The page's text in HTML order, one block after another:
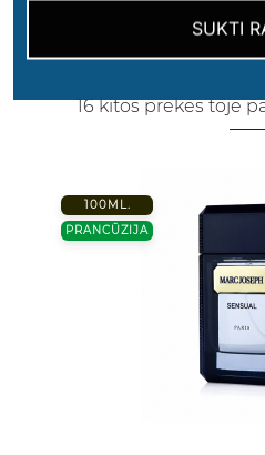
16 kitos prekės toje
100ML.
PRANCŪZIJA
SUKTI